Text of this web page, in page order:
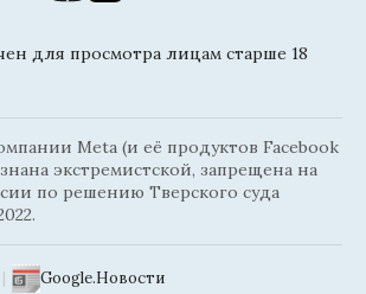
для просмотра лицам старше 18
Meta (и её продуктов Facebook
экстремистской, запрещена на
по решению Тверского суда
| Google.Новости